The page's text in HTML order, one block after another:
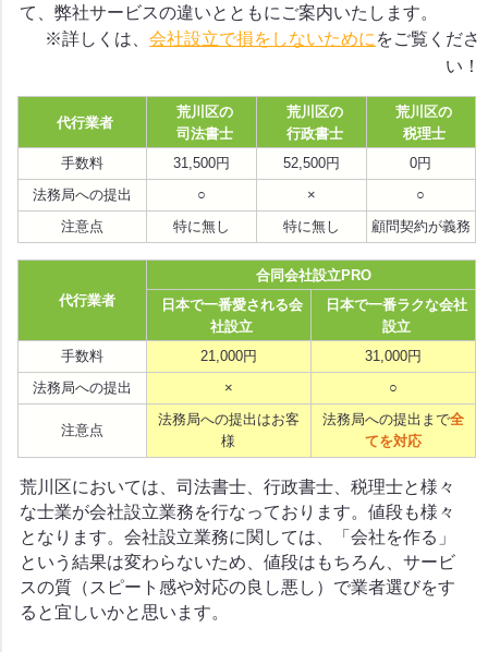
て、弊社サービスの違いとともにご案内いたします。
※詳しくは、会社設立で損をしないために をご覧くださ
い！
代行業者
荒川区の
司法書士
荒川区の
行政書士
荒川区の
税理士
手数料
31,500円 52,500円
0円
法務局への提出
○ ×
○
注意点
特に無し 特に無し 顧問契約が義務
代行業者
合同会社設立PRO
日本で一番愛される会
社設立
日本で一番ラクな会社
設立
手数料
21,000円
31,000円
法務局への提出
× ○
注意点
法務局への提出はお客
様
法務局への提出まで全
てを対応
荒川区においては、司法書士、行政書士、税理士と様々
な士業が会社設立業務を行なっております。値段も様々
となります。会社設立業務に関しては、「会社を作る」
という結果は変わらないため、値段はもちろん、サービ
スの質（スピート感や対応の良し悪し）で業者選びをす
ると宜しいかと思います。